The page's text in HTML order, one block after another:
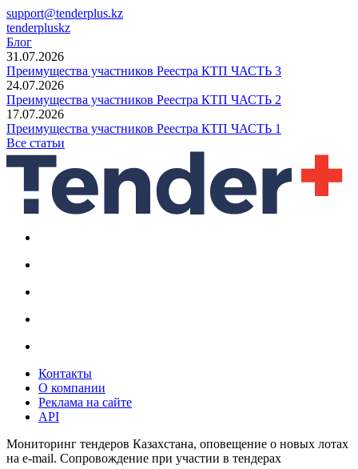
support@tenderplus.kz
tenderpluskz
Блог
31.07.2026
Преимущества участников Реестра КТП ЧАСТЬ 3
24.07.2026
Преимущества участников Реестра КТП ЧАСТЬ 2
17.07.2026
Преимущества участников Реестра КТП ЧАСТЬ 1
Все статьи
Контакты
О компании
Реклама на сайте
API
Мониторинг тендеров Казахстана, оповещение о новых лотах
на e-mail. Сопровождение при участии в тендерах